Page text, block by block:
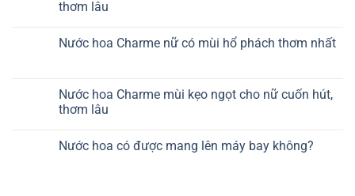
thơm lâu
Nước hoa Charme nữ có mùi hổ phách thơm nhất
Nước hoa Charme mùi kẹo ngọt cho nữ cuốn hút,
thơm lâu
Nước hoa có được mang lên máy bay không?